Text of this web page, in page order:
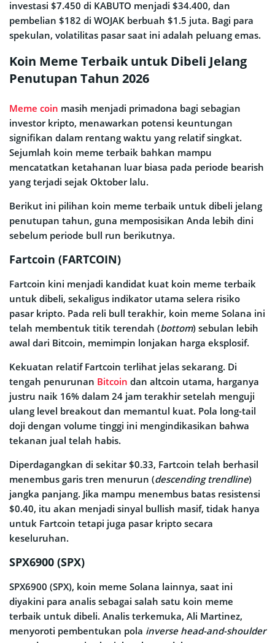
investasi $7.450 di KABUTO menjadi $34.400, dan
pembelian $182 di WOJAK berbuah $1.5 juta. Bagi para
spekulan, volatilitas pasar saat ini adalah peluang emas.
Koin Meme Terbaik untuk Dibeli Jelang
Penutupan Tahun 2026
Meme coin masih menjadi primadona bagi sebagian
investor kripto, menawarkan potensi keuntungan
signifikan dalam rentang waktu yang relatif singkat.
Sejumlah koin meme terbaik bahkan mampu
mencatatkan ketahanan luar biasa pada periode bearish
yang terjadi sejak Oktober lalu.
Berikut ini pilihan koin meme terbaik untuk dibeli jelang
penutupan tahun, guna memposisikan Anda lebih dini
sebelum periode bull run berikutnya.
Fartcoin (FARTCOIN)
Fartcoin kini menjadi kandidat kuat koin meme terbaik
untuk dibeli, sekaligus indikator utama selera risiko
pasar kripto. Pada reli bull terakhir, koin meme Solana ini
telah membentuk titik terendah (bottom) sebulan lebih
awal dari Bitcoin, memimpin lonjakan harga eksplosif.
Kekuatan relatif Fartcoin terlihat jelas sekarang. Di
tengah penurunan Bitcoin dan altcoin utama, harganya
justru naik 16% dalam 24 jam terakhir setelah menguji
ulang level breakout dan memantul kuat. Pola long-tail
doji dengan volume tinggi ini mengindikasikan bahwa
tekanan jual telah habis.
Diperdagangkan di sekitar $0.33, Fartcoin telah berhasil
menembus garis tren menurun (descending trendline)
jangka panjang. Jika mampu menembus batas resistensi
$0.40, itu akan menjadi sinyal bullish masif, tidak hanya
untuk Fartcoin tetapi juga pasar kripto secara
keseluruhan.
SPX6900 (SPX)
SPX6900 (SPX), koin meme Solana lainnya, saat ini
diyakini para analis sebagai salah satu koin meme
terbaik untuk dibeli. Analis terkemuka, Ali Martinez,
menyoroti pembentukan pola inverse head-and-shoulder